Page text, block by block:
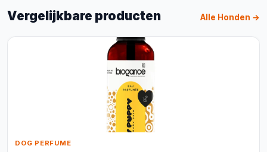
Vergelijkbare producten Alle Honden →
DOG PERFUME